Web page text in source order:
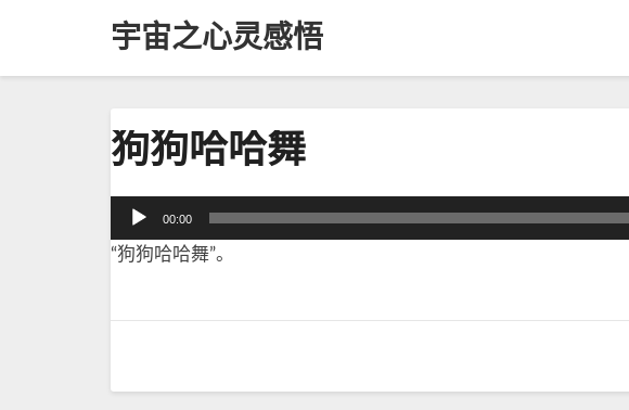
宇宙之心灵感悟
狗
哈
狗狗哈哈舞
频
播
器
00:00
“狗狗哈哈舞”。